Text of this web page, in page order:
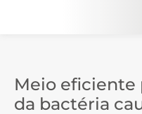
Meio eficiente
da bactéria